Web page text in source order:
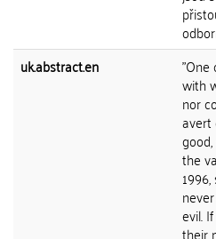
uk.abstract.en
"One
with
nor
avert
the
evil.
their